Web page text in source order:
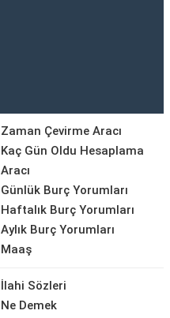
Zaman Çevirme Aracı
Kaç Gün Oldu Hesaplama
Aracı
Günlük Burç Yorumları
Haftalık Burç Yorumları
Aylık Burç Yorumları
Maaş
İlahi Sözleri
Ne Demek